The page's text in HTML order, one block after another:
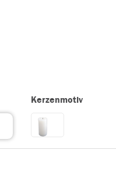
Kerzenmotiv